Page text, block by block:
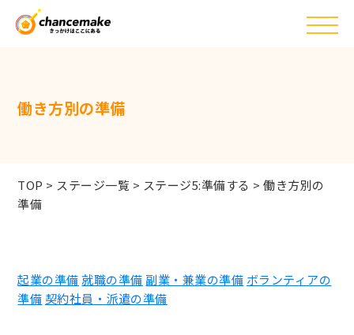
働き方別の準備
TOP > ステージ一覧 > ステージ5:準備する >働き方別の
準備
起業の準備 就職の準備 副業・兼業の準備 ボランティアの
準備 契約社員・派遣の準備